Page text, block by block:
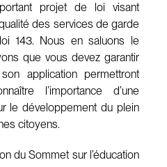
projet de loi visant
des services de garde
143. Nous en saluons le
que vous devez garantir
application permettront
l’importance d’une
le développement du plein
citoyens.
du Sommet sur l’éducation